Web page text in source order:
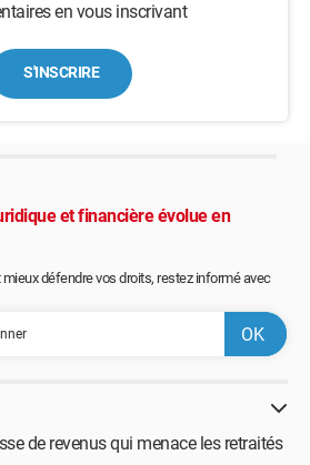
en vous inscrivant
S'INSCRIRE
et financière évolue en
défendre vos droits, restez informé avec
de revenus qui menace les retraités